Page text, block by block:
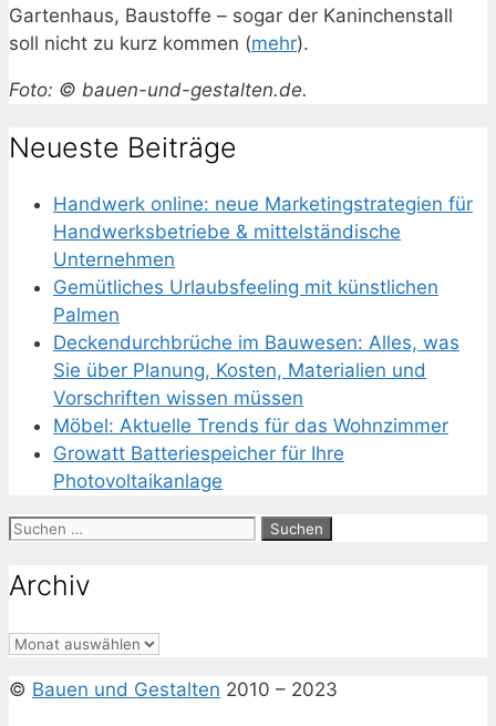
Gartenhaus, Baustoffe – sogar der Kaninchenstall
soll nicht zu kurz kommen (mehr).
Foto: © bauen-und-gestalten.de.
Neueste Beiträge
Handwerk online: neue Marketingstrategien für
Handwerksbetriebe & mittelständische
Unternehmen
Gemütliches Urlaubsfeeling mit künstlichen
Palmen
Deckendurchbrüche im Bauwesen: Alles, was
Sie über Planung, Kosten, Materialien und
Vorschriften wissen müssen
Möbel: Aktuelle Trends für das Wohnzimmer
Growatt Batteriespeicher für Ihre
Photovoltaikanlage
Suchen
Archiv
Archiv
© Bauen und Gestalten 2010 – 2023